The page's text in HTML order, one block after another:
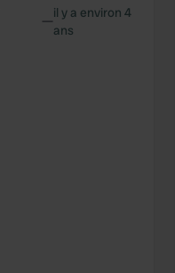
—il y a environ 4
ans